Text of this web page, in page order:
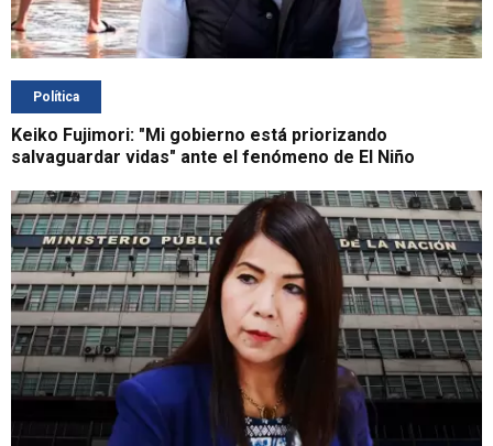
Política
Keiko Fujimori: "Mi gobierno está priorizando
salvaguardar vidas" ante el fenómeno de El Niño